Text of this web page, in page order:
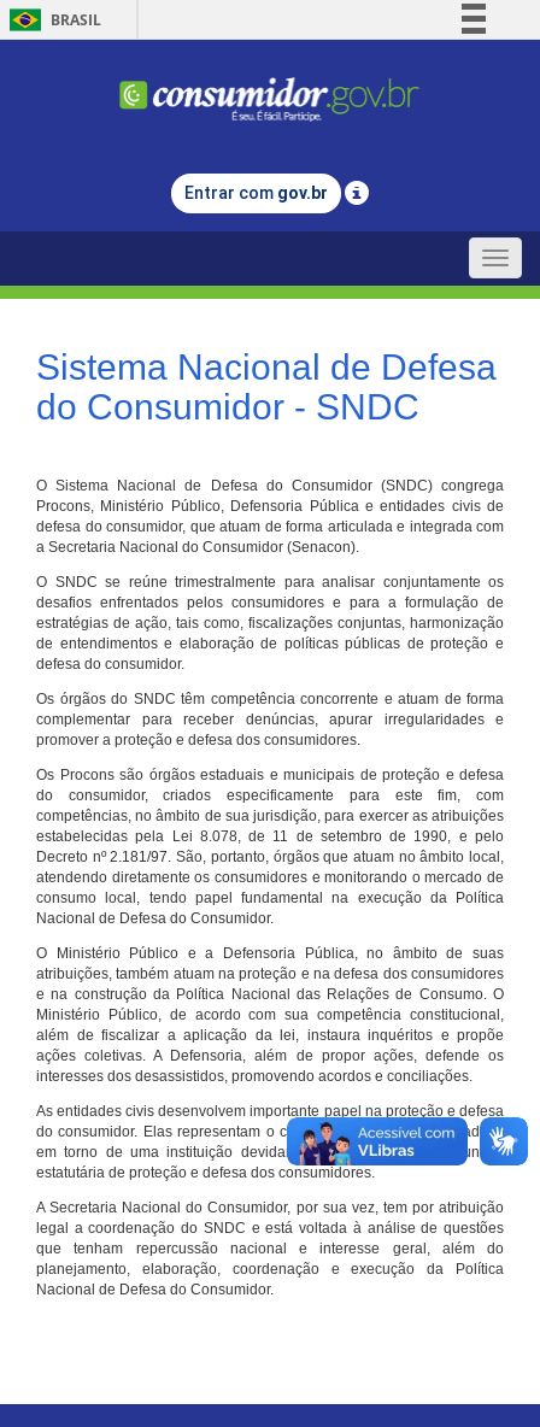
BRASIL
Comunica BR
Legislação
Entrar com gov.br
Toggle
Sistema Nacional de Defesa
do Consumidor - SNDC
O Sistema Nacional de Defesa do Consumidor (SNDC) congrega
Procons, Ministério Público, Defensoria Pública e entidades civis de
defesa do consumidor, que atuam de forma articulada e integrada com
a Secretaria Nacional do Consumidor (Senacon).
O SNDC se reúne trimestralmente para analisar conjuntamente os
desafios enfrentados pelos consumidores e para a formulação de
estratégias de ação, tais como, fiscalizações conjuntas, harmonização
de entendimentos e elaboração de políticas públicas de proteção e
defesa do consumidor.
Os órgãos do SNDC têm competência concorrente e atuam de forma
complementar para receber denúncias, apurar irregularidades e
promover a proteção e defesa dos consumidores.
Os Procons são órgãos estaduais e municipais de proteção e defesa
do consumidor, criados especificamente para este fim, com
competências, no âmbito de sua jurisdição, para exercer as atribuições
estabelecidas pela Lei 8.078, de 11 de setembro de 1990, e pelo
Decreto nº 2.181/97. São, portanto, órgãos que atuam no âmbito local,
atendendo diretamente os consumidores e monitorando o mercado de
consumo local, tendo papel fundamental na execução da Política
Nacional de Defesa do Consumidor.
O Ministério Público e a Defensoria Pública, no âmbito de suas
atribuições, também atuam na proteção e na defesa dos consumidores
e na construção da Política Nacional das Relações de Consumo. O
Ministério Público, de acordo com sua competência constitucional,
além de fiscalizar a aplicação da lei, instaura inquéritos e propõe
ações coletivas. A Defensoria, além de propor ações, defende os
interesses dos desassistidos, promovendo acordos e conciliações.
As entidades civis desenvolvem importante papel na proteção e defesa
do consumidor. Elas representam o conjunto organizado de cidadãos
em torno de uma instituição devidamente registrada e com função
estatutária de proteção e defesa dos consumidores.
A Secretaria Nacional do Consumidor, por sua vez, tem por atribuição
legal a coordenação do SNDC e está voltada à análise de questões
que tenham repercussão nacional e interesse geral, além do
planejamento, elaboração, coordenação e execução da Política
Nacional de Defesa do Consumidor.